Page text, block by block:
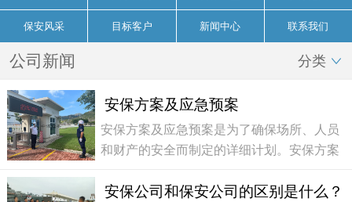
保安风采 目标客户 新闻中心 联系我们
公司新闻 分类 
安保方案及应急预案
安保方案及应急预案是为了确保场所、人员
和财产的安全而制定的详细计划。安保方案
全事件发生时迅速响应和应对。以下是安保
安保公司和保安公司的区别是什么？